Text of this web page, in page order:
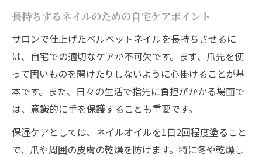
長持ちするネイルのための自宅ケアポイント
サロンで仕上げたベルベットネイルを長持ちさせるに
は、自宅での適切なケアが不可欠です。まず、爪先を使
って固いものを開けたりしないように心掛けることが基
本です。また、日々の生活で指先に負担がかかる場面で
は、意識的に手を保護することも重要です。
保湿ケアとしては、ネイルオイルを1日2回程度塗ること
で、爪や周囲の皮膚の乾燥を防げます。特に冬や乾燥し